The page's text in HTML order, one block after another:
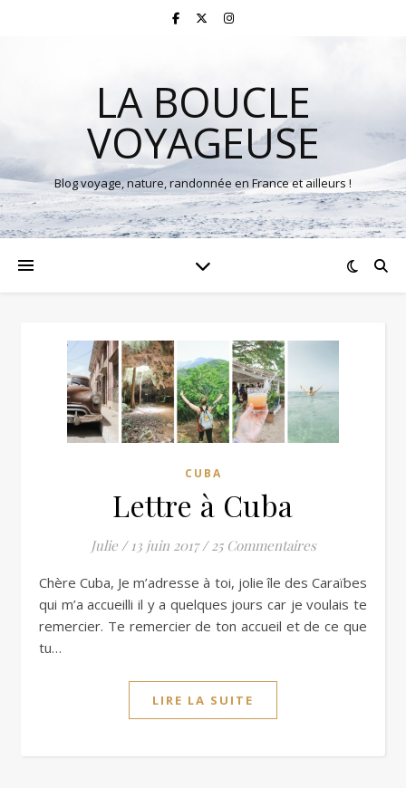
LA BOUCLE
VOYAGEUSE
Blog voyage, nature, randonnée en France et ailleurs !
CUBA
Lettre à Cuba
Julie / 13 juin 2017 / 25 Commentaires
Chère Cuba, Je m’adresse à toi, jolie île des Caraïbes
qui m’a accueilli il y a quelques jours car je voulais te
remercier. Te remercier de ton accueil et de ce que
tu…
LIRE LA SUITE